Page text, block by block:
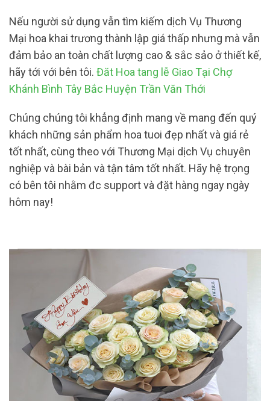
Nếu người sử dụng vẫn tìm kiếm dịch Vụ Thương
Mại hoa khai trương thành lập giá thấp nhưng mà vẫn
đảm bảo an toàn chất lượng cao & sắc sảo ở thiết kế,
hãy tới với bên tôi. Đăt Hoa tang lễ Giao Tại Chợ
Khánh Bình Tây Bắc Huyện Trần Văn Thới
Chúng chúng tôi khẳng định mang về mang đến quý
khách những sản phẩm hoa tuoi đẹp nhất và giá rẻ
tốt nhất, cùng theo với Thương Mại dịch Vụ chuyên
nghiệp và bài bản và tận tâm tốt nhất. Hãy hệ trọng
có bên tôi nhằm đc support và đặt hàng ngay ngày
hôm nay!